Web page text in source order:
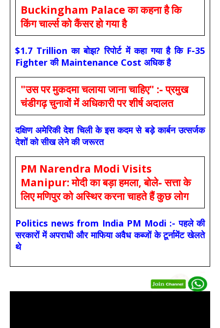
Buckingham Palace का कहना है कि
किंग चार्ल्स को कैंसर हो गया है
$1.7 Trillion का बोझ? रिपोर्ट में कहा गया है कि F-35
Fighter की Maintenance Cost अधिक है
"उस पर मुकदमा चलाया जाना चाहिए" :- प्रमुख
चंडीगढ़ चुनावों में अधिकारी पर शीर्ष अदालत
दक्षिण अमेरिकी देश चिली के इस कदम से बड़े कार्बन उत्सर्जक
देशों को सीख लेने की जरूरत
PM Narendra Modi Visits
Manipur: मोदी का बड़ा हमला, बोले- सत्ता के
लिए मणिपुर को अस्थिर करना चाहते हैं कुछ लोग
Politics news from India PM Modi :- पहले की
सरकारों में अपराधी और माफिया अवैध कब्जों के टूर्नामेंट खेलते
थे